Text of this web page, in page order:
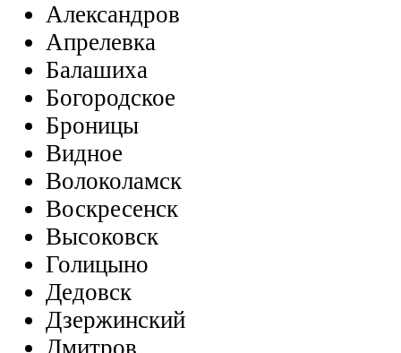
Александров
Апрелевка
Балашиха
Богородское
Броницы
Видное
Волоколамск
Воскресенск
Высоковск
Голицыно
Дедовск
Дзержинский
Дмитров